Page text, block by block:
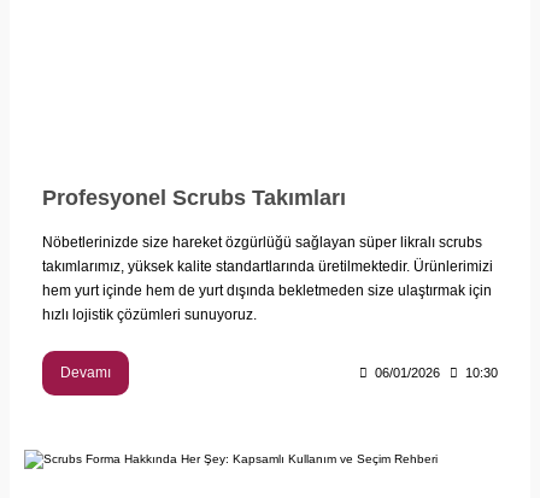
Profesyonel Scrubs Takımları
Nöbetlerinizde size hareket özgürlüğü sağlayan süper likralı scrubs
takımlarımız, yüksek kalite standartlarında üretilmektedir. Ürünlerimizi
hem yurt içinde hem de yurt dışında bekletmeden size ulaştırmak için
hızlı lojistik çözümleri sunuyoruz.
Devamı 06/01/2026 10:30